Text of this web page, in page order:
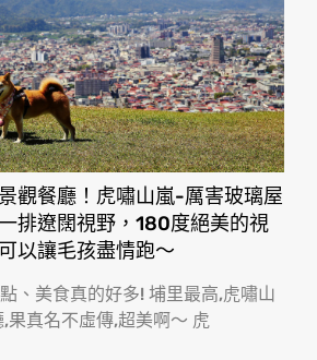
觀餐廳！虎嘯山嵐-厲害玻璃屋
排遼闊視野，180度絕美的視
以讓毛孩盡情跑〜
、美食真的好多! 埔里最高,虎嘯山
果真名不虛傳,超美啊〜 虎